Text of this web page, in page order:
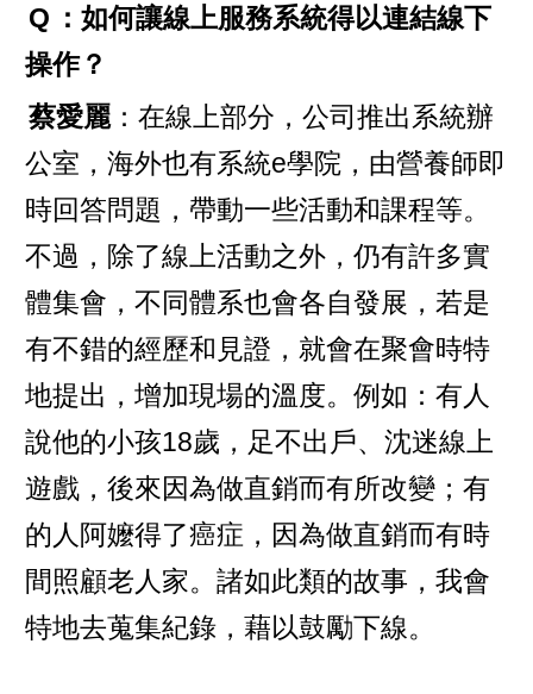
Q ：如何讓線上服務系統得以連結線下
操作？
蔡愛麗：在線上部分，公司推出系統辦
公室，海外也有系統e學院，由營養師即
時回答問題，帶動一些活動和課程等。
不過，除了線上活動之外，仍有許多實
體集會，不同體系也會各自發展，若是
有不錯的經歷和見證，就會在聚會時特
地提出，增加現場的溫度。例如：有人
說他的小孩18歲，足不出戶、沈迷線上
遊戲，後來因為做直銷而有所改變；有
的人阿嬤得了癌症，因為做直銷而有時
間照顧老人家。諸如此類的故事，我會
特地去蒐集紀錄，藉以鼓勵下線。